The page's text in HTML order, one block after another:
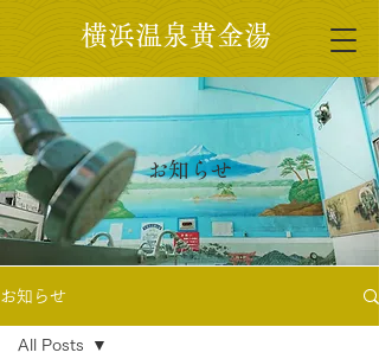
​横浜温泉黄金湯
お知らせ
お知らせ
All Posts